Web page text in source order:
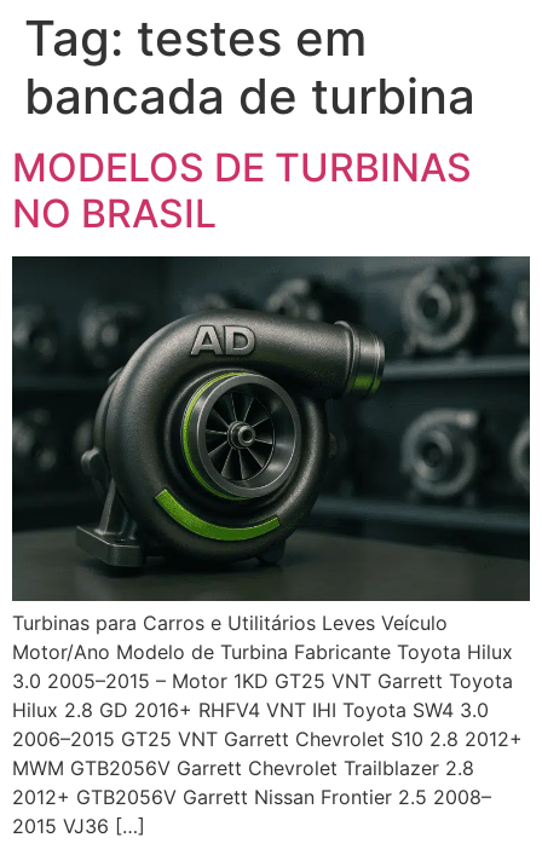
Tag: testes em
bancada de turbina
MODELOS DE TURBINAS
NO BRASIL
Turbinas para Carros e Utilitários Leves Veículo
Motor/Ano Modelo de Turbina Fabricante Toyota Hilux
3.0 2005–2015 – Motor 1KD GT25 VNT Garrett Toyota
Hilux 2.8 GD 2016+ RHFV4 VNT IHI Toyota SW4 3.0
2006–2015 GT25 VNT Garrett Chevrolet S10 2.8 2012+
MWM GTB2056V Garrett Chevrolet Trailblazer 2.8
2012+ GTB2056V Garrett Nissan Frontier 2.5 2008–
2015 VJ36 […]